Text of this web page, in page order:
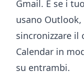
Gmail . E se i
usano
sincronizzare il
Calendar in
su entrambi.